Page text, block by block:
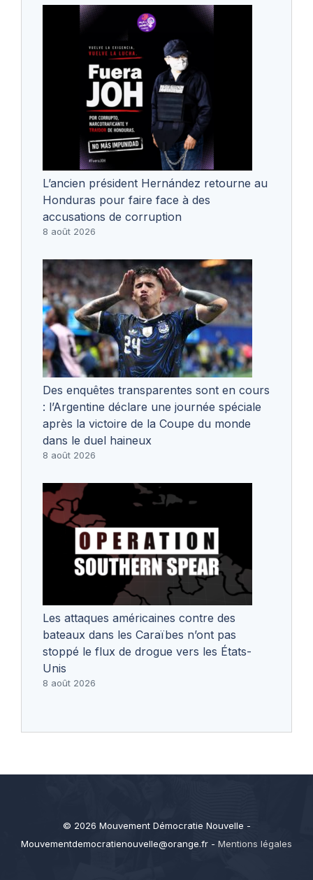
L’ancien président Hernández retourne au
Honduras pour faire face à des
accusations de corruption
8 août 2026
Des enquêtes transparentes sont en cours
: l’Argentine déclare une journée spéciale
après la victoire de la Coupe du monde
dans le duel haineux
8 août 2026
Les attaques américaines contre des
bateaux dans les Caraïbes n’ont pas
stoppé le flux de drogue vers les États-
Unis
8 août 2026
© 2026 Mouvement Démocratie Nouvelle -
Mouvementdemocratienouvelle@orange.fr - Mentions légales